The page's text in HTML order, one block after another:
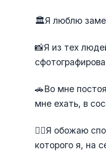
🏛️Я люблю
📸Я из тех
🚗Во мне
мне ехать, в
🏋️‍♀️Я обожаю
которого я, на